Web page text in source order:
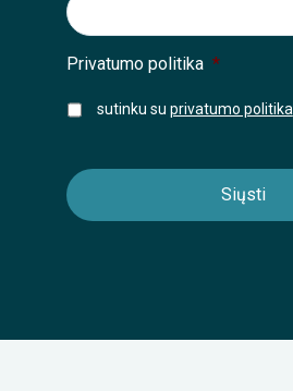
Privatumo politika *
sutinku su privatumo politika